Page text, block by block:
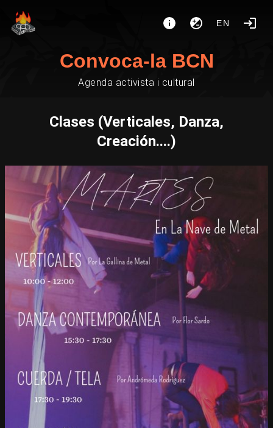
EN
Convoca-la BCN
Agenda activista i cultural
Clases (Verticales, Danza,
Creación....)